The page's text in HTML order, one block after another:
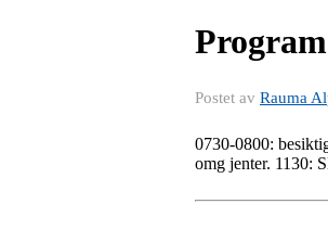
Postet av Rauma
0730-0800:
omg jenter. 1130: